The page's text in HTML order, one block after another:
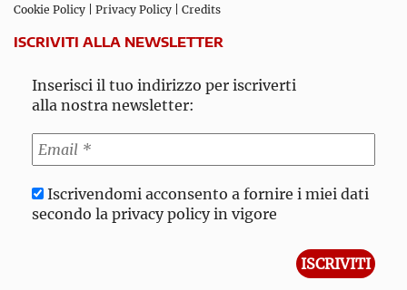
Cookie Policy Privacy Policy Credits
ISCRIVITI ALLA NEWSLETTER
Inserisci il tuo indirizzo per iscriverti
alla nostra newsletter:
Iscrivendomi acconsento a fornire i miei dati
secondo la privacy policy in vigore